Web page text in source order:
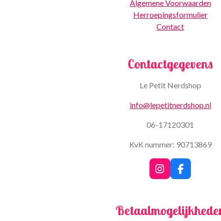
Algemene Voorwaarden
Herroepingsformulier
Contact
Contactgegevens
Le Petit Nerdshop
info@lepetitnerdshop.nl
06-17120301
KvK nummer: 90713869
I
n
a
F
a
b